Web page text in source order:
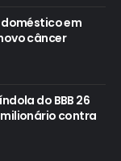
em
câncer
do BBB 26
contra